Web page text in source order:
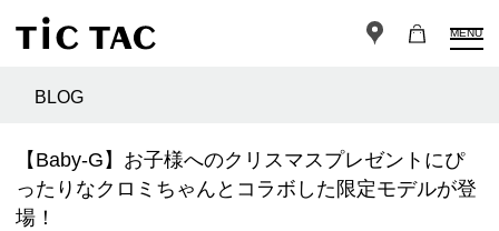
MENU
BLOG
【Baby-G】お子様へのクリスマスプレゼントにぴ
ったりなクロミちゃんとコラボした限定モデルが登
場！